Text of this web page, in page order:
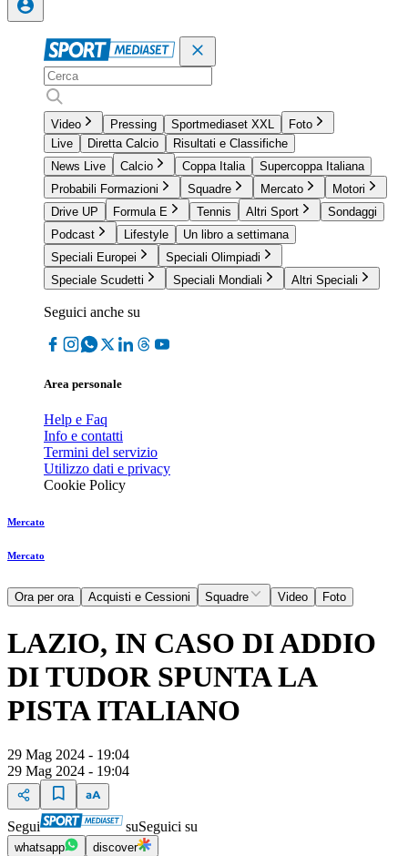
Video Pressing Sportmediaset XXL
Foto
Live
Diretta Calcio
Risultati e Classifiche
News Live
Calcio Coppa Italia
Supercoppa Italiana
Probabili Formazioni
Squadre Mercato
Motori
Drive UP
Formula E Tennis Altri Sport
Sondaggi
Podcast
Lifestyle
Un libro a settimana
Speciali Europei
Speciali Olimpiadi
Speciale Scudetti
Speciali Mondiali Altri Speciali
Seguici anche su
Area personale
Help e Faq
Info e contatti
Termini del servizio
Utilizzo dati e privacy
Cookie Policy
Mercato
Mercato
Ora per ora Acquisti e Cessioni Squadre Video Foto
LAZIO, IN CASO DI ADDIO
DI TUDOR SPUNTA LA
PISTA ITALIANO
29 Mag 2024 - 19:04
29 Mag 2024 - 19:04
Segui suSeguici su
whatsapp discover